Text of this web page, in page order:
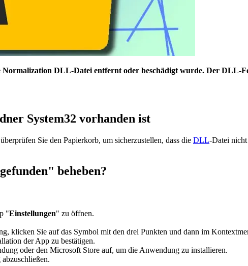
DLL-Datei entfernt oder beschädigt wurde. Der DLL-
System32 vorhanden ist
Sie den Papierkorb, um sicherzustellen, dass die DLL-Datei
beheben?
"Einstellungen" zu öffnen.
klicken Sie auf das Symbol mit den drei Punkten und dann im
der App zu bestätigen.
oder den Microsoft Store auf, um die Anwendung zu installieren.